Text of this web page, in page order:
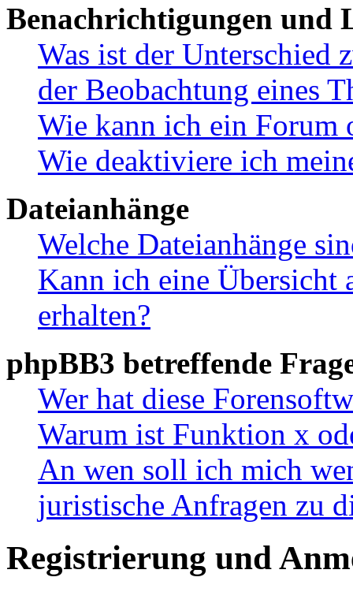
Benachrichtigungen und
Was ist der Unterschied
der Beobachtung eines
Wie kann ich ein Forum
Wie deaktiviere ich
Dateianhänge
Welche Dateianhänge
Kann ich eine Übersicht
erhalten?
phpBB3 betreffende
Wer hat diese
Warum ist Funktion x
An wen soll ich mich
juristische Anfragen zu
Registrierung und